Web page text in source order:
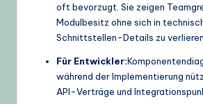
oft bevorzugt. Sie zeigen
Modulbesitz ohne sich in
Schnittstellen-Details zu verlieren.
Für Entwickler:
während der Implementierung
API-Verträge und